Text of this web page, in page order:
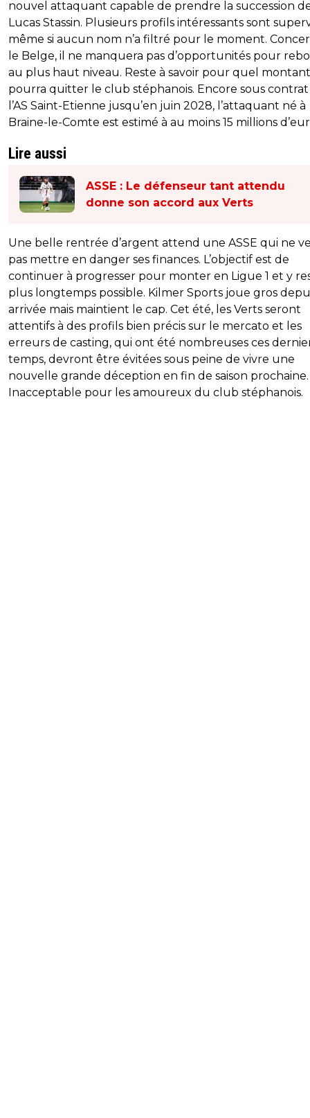
nouvel attaquant capable de prendre la succession
Lucas Stassin. Plusieurs profils intéressants sont
même si aucun nom n’a filtré pour le moment.
le Belge, il ne manquera pas d’opportunités pour
au plus haut niveau. Reste à savoir pour quel
pourra quitter le club stéphanois. Encore sous contrat
l’AS Saint-Etienne jusqu’en juin 2028, l’attaquant né à
Braine-le-Comte est estimé à au moins 15 millions
Lire aussi
ASSE : Le défenseur tant attendu
donne son accord aux Verts
Une belle rentrée d’argent attend une ASSE qui ne
pas mettre en danger ses finances. L’objectif est de
continuer à progresser pour monter en Ligue 1 et y
plus longtemps possible. Kilmer Sports joue gros
arrivée mais maintient le cap. Cet été, les Verts seront
attentifs à des profils bien précis sur le mercato et les
erreurs de casting, qui ont été nombreuses ces
temps, devront être évitées sous peine de vivre une
nouvelle grande déception en fin de saison prochaine.
Inacceptable pour les amoureux du club stéphanois.